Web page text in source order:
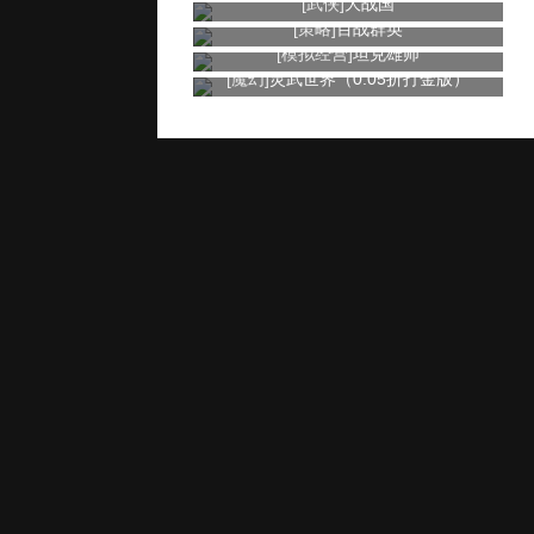
[策略]百战群英
[模拟经营]坦克雄师
[魔幻]灵武世界（0.05折打金版）